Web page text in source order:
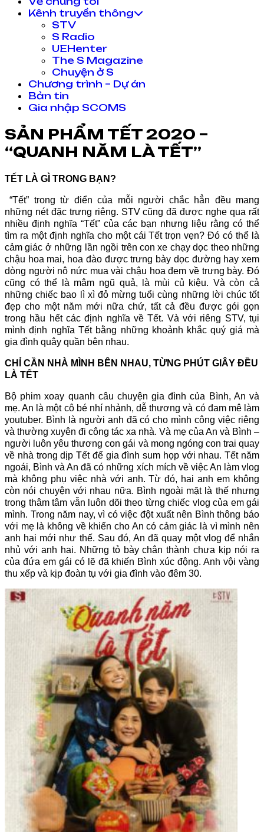
Kênh truyền thông
STV
S Radio
UEHenter
The S Magazine
Chuyện ở S
Chương trình – Dự án
Bản tin
Gia nhập SCOMS
SẢN PHẨM TẾT 2020 –
“QUANH NĂM LÀ TẾT”
TẾT LÀ GÌ TRONG BẠN?
“Tết” trong từ điển của mỗi người chắc hẳn đều mang
những nét đặc trưng riêng. STV cũng đã được nghe qua rất
nhiều định nghĩa “Tết” của các bạn nhưng liệu rằng có thể
tìm ra một định nghĩa cho một cái Tết trọn vẹn? Đó có thể là
cảm giác ở những lần ngồi trên con xe chạy dọc theo những
chậu hoa mai, hoa đào được trưng bày dọc đường hay xem
dòng người nô nức mua vài chậu hoa đem về trưng bày. Đó
cũng có thể là mâm ngũ quả, là mùi củ kiệu. Và còn cả
những chiếc bao lì xì đỏ mừng tuổi cùng những lời chúc tốt
đẹp cho một năm mới nữa chứ, tất cả đều được gói gọn
trong hầu hết các định nghĩa về Tết. Và với riêng STV, tụi
mình định nghĩa Tết bằng những khoảnh khắc quý giá mà
gia đình quây quần bên nhau.
CHỈ CẦN NHÀ MÌNH BÊN NHAU, TỪNG PHÚT GIÂY ĐỀU
LÀ TẾT
Bộ phim xoay quanh câu chuyện gia đình của Bình, An và
mẹ. An là một cô bé nhí nhảnh, dễ thương và có đam mê làm
youtuber. Bình là người anh đã có cho mình công việc riêng
và thường xuyên đi công tác xa nhà. Và mẹ của An và Bình –
người luôn yêu thương con gái và mong ngóng con trai quay
về nhà trong dịp Tết để gia đình sum họp với nhau. Tết năm
ngoái, Bình và An đã có những xích mích về việc An làm vlog
mà không phụ việc nhà với anh. Từ đó, hai anh em không
còn nói chuyện với nhau nữa. Bình ngoài mặt là thế nhưng
trong thâm tâm vẫn luôn dõi theo từng chiếc vlog của em gái
mình. Trong năm nay, vì có việc đột xuất nên Bình thông báo
với mẹ là không về khiến cho An có cảm giác là vì mình nên
anh hai mới như thế. Sau đó, An đã quay một vlog để nhắn
nhủ với anh hai. Những tỏ bày chân thành chưa kịp nói ra
của đứa em gái có lẽ đã khiến Bình xúc động. Anh vội vàng
thu xếp và kịp đoàn tụ với gia đình vào đêm 30.